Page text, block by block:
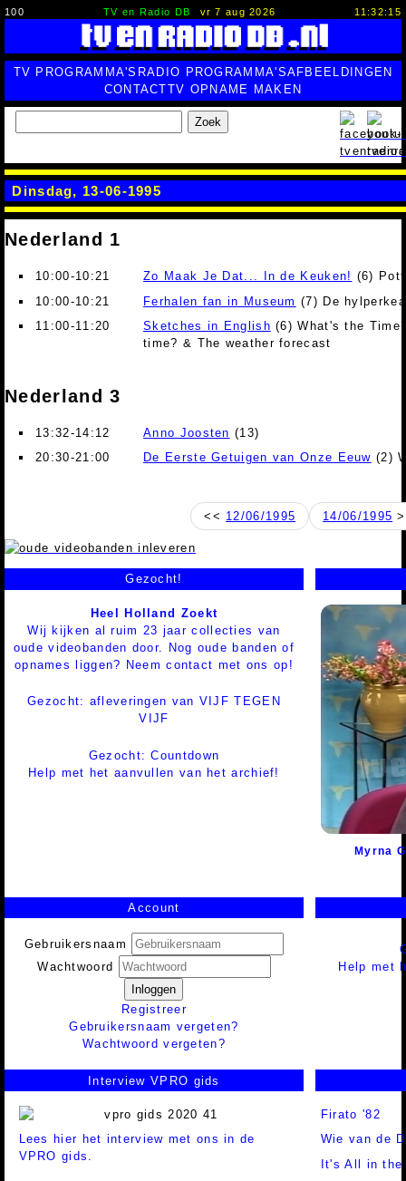
100 TV en Radio DB vr 7 aug 2026 11:32:16
TV PROGRAMMA'S RADIO PROGRAMMA'SAFBEELDINGEN
CONTACTTV OPNAME MAKEN
Zoek
Dinsdag, 13-06-1995
Nederland 1
10:00-10:21 Zo Maak Je Dat... In de Keuken! (6)
10:00-10:21
Ferhalen fan in Museum (7) De
11:00-11:20
Sketches in English (6) What's the
time? & The weather forecast
Nederland 3
13:32-14:12 Anno Joosten (13)
20:30-21:00
De Eerste Getuigen van Onze Eeuw (2)
<< 12/06/1995 14/06/1995
Gezocht!
Heel Holland Zoekt
Wij kijken al ruim 23 jaar collecties van
oude videobanden door. Nog oude banden of
opnames liggen? Neem contact met ons op!
Gezocht: afleveringen van VIJF TEGEN
VIJF
Gezocht: Countdown
Help met het aanvullen van het archief!
Myrna
Account
Gebruikersnaam
Wachtwoord
Inloggen
Registreer
Gebruikersnaam vergeten?
Wachtwoord vergeten?
Help met
Interview VPRO gids
Lees hier het interview met ons in de
VPRO gids.
Firato '82
Wie van de
It's All in the